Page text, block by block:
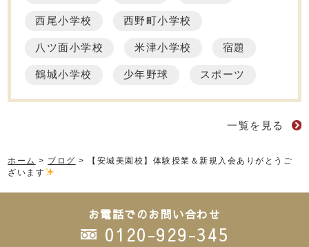
西尾小学校 西野町小学校
八ツ面小学校 米津小学校 宿題
鶴城小学校 少年野球 スポーツ
一覧を見る
ホーム > ブログ >
【安城美園校】体験授業＆新規入会ありがとうご
ざいます
お電話でのお問い合わせ
0120-929-345